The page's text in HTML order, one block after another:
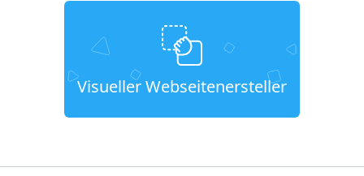
Visueller Webseitenersteller